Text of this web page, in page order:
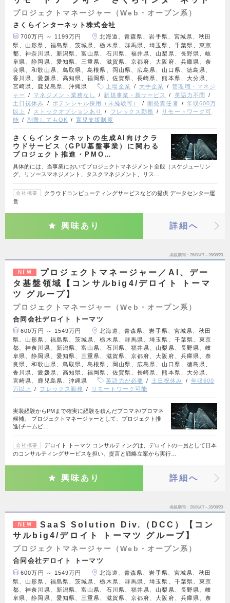
プロジェクトマネージャー（Web・オープン系）
さくらインターネット株式会社
700万円 ～ 1199万円
北海道、青森県、岩手県、宮城県、秋田
県、山形県、福島県、茨城県、栃木県、群馬県、埼玉県、千葉県、東京
都、神奈川県、新潟県、富山県、石川県、福井県、山梨県、長野県、岐
阜県、静岡県、愛知県、三重県、滋賀県、京都府、大阪府、兵庫県、奈
良県、和歌山県、鳥取県、島根県、岡山県、広島県、山口県、徳島県、
香川県、愛媛県、高知県、福岡県、佐賀県、長崎県、熊本県、大分県、
宮崎県、鹿児島県、沖縄県
上場企業 大手企業
管理職・マネジ
ャー
マネジメント業務なし 新規事業・新サービス
英語力不問
土日祝休み
ポテンシャル採用（未経験可） 開発責任者
年収600万
以上
ストックオプションあり フレックス勤務
リモートワーク可
能
副業してもOK 育児支援制度
さくらインターネットの生成AI向けクラ
ウドサービス（GPU基盤事業）に関わる
プロジェクト推進・PMO…
具体的には、当事業においてプロジェクトマネジメント全般（スケジューリン
グ、リソースマネジメント、タスクマネジメント、リス…
会社概要
クラウドコンピューティングサービスなどの提供 データセンター運
営
興味あり 詳細へ
掲載期間 26/08/07～26/08/20
NEW
プロジェクトマネージャー／AI、デー
タ基盤領域【コンサルbig4/デロイト トーマ
ツ グループ】
プロジェクトマネージャー（Web・オープン系）
合同会社デロイト トーマツ
600万円 ～ 1549万円
北海道、青森県、岩手県、宮城県、秋田
県、山形県、福島県、茨城県、栃木県、群馬県、埼玉県、千葉県、東京
都、神奈川県、新潟県、富山県、石川県、福井県、山梨県、長野県、岐
阜県、静岡県、愛知県、三重県、滋賀県、京都府、大阪府、兵庫県、奈
良県、和歌山県、鳥取県、島根県、岡山県、広島県、山口県、徳島県、
香川県、愛媛県、高知県、福岡県、佐賀県、長崎県、熊本県、大分県、
宮崎県、鹿児島県、沖縄県
英語力が必要 土日祝休み
年収600
万以上
フレックス勤務 リモートワーク可能
実装経験からPMまで確実に経験を積んだプロマネ/プロマネ
候補。 プロジェクトマネージャーとして、プロジェクト推
進(チームビ…
会社概要
デロイト トーマツ コンサルティングは、デロイトの一員として日本
のコンサルティングサービスを担い、提言と戦略立案から実行…
興味あり 詳細へ
掲載期間 26/08/07～26/08/20
NEW
SaaS Solution Div.（DCC）【コン
サルbig4/デロイト トーマツ グループ】
プロジェクトマネージャー（Web・オープン系）
合同会社デロイト トーマツ
600万円 ～ 1549万円
北海道、青森県、岩手県、宮城県、秋田
県、山形県、福島県、茨城県、栃木県、群馬県、埼玉県、千葉県、東京
都、神奈川県、新潟県、富山県、石川県、福井県、山梨県、長野県、岐
阜県、静岡県、愛知県、三重県、滋賀県、京都府、大阪府、兵庫県、奈